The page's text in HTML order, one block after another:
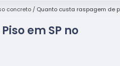
concreto Quanto custa raspagem de
em SP no